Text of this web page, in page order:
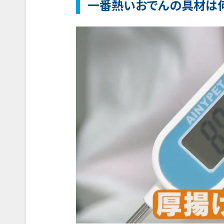
一番熱いおでんの具材は